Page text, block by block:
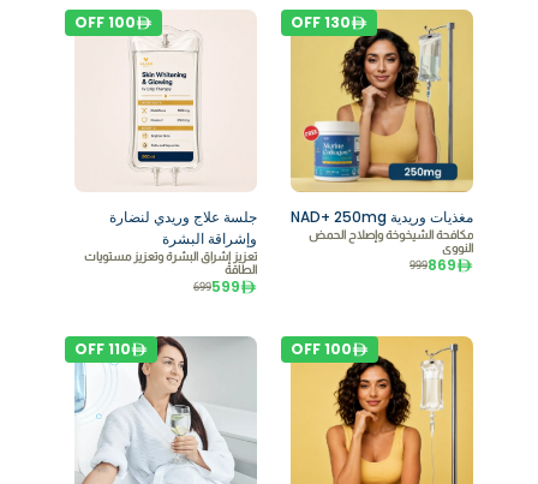
مغذيات وريدية NAD+ 250mg
مكافحة الشيخوخة وإصلاح الحمض
النووي
869
999
130
OFF
جلسة علاج وريدي لنضارة
وإشراقة البشرة
تعزيز إشراق البشرة وتعزيز مستويات
الطاقة
599
699
100
OFF
100
OFF
110
OFF